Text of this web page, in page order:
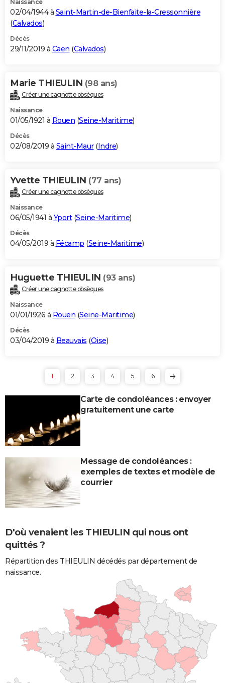
Naissance
02/04/1944 à Saint-Martin-de-Bienfaite-la-Cressonnière
(Calvados)
Décès
29/11/2019 à Caen (Calvados)
Marie THIEULIN (98 ans)
Créer une cagnotte obsèques
Naissance
01/05/1921 à Rouen (Seine-Maritime)
Décès
02/08/2019 à Saint-Maur(Indre)
Yvette THIEULIN (77 ans)
Créer une cagnotte obsèques
Naissance
06/05/1941 à Yport(Seine-Maritime)
Décès
04/05/2019 à Fécamp (Seine-Maritime)
Huguette THIEULIN (93 ans)
Créer une cagnotte obsèques
Naissance
01/01/1926 à Rouen (Seine-Maritime)
Décès
03/04/2019 à Beauvais (Oise)
1 2 3 4 5 6
Carte de condoléances : envoyer
gratuitement une carte
Message de condoléances :
exemples de textes et modèle de
courrier
D'où venaient les THIEULIN qui nous ont
quittés ?
Répartition des THIEULIN décédés par département de
naissance.